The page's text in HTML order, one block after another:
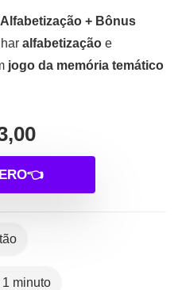
+ Bônus
alfabetização e
jogo da memória temático
1 minuto